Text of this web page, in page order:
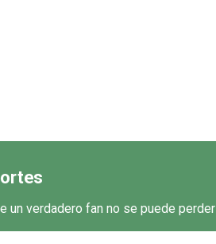
un verdadero fan no se puede perder